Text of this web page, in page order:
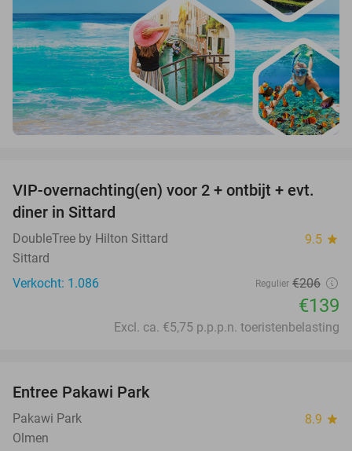
33%
VIP-overnachting(en) voor 2 + ontbijt + evt.
diner in Sittard
DoubleTree by Hilton Sittard 9.5 star
Sittard
Verkocht: 1.086
Regulier €206
€139
Excl. ca. €5,75 p.p.p.n. toeristenbelasting
Entree Pakawi Park
Pakawi Park 8.9 star
Olmen